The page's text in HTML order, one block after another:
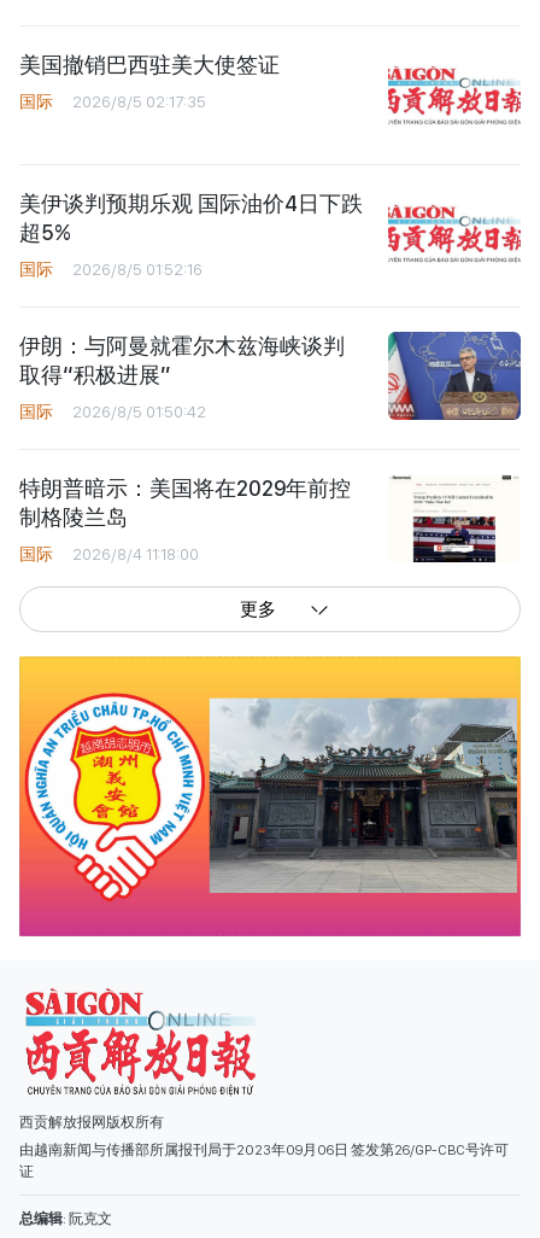
美国撤销巴西驻美大使签证
国际 2026/8/5 02:17:35
美伊谈判预期乐观 国际油价4日下跌
超5%
国际 2026/8/5 01:52:16
伊朗：与阿曼就霍尔木兹海峡谈判
取得“积极进展”
国际 2026/8/5 01:50:42
特朗普暗示：美国将在2029年前控
制格陵兰岛
国际 2026/8/4 11:18:00
更多
西贡解放报网版权所有
由越南新闻与传播部所属报刊局于2023年09月06日 签发第26/GP-CBC号许可
副总编辑: 阮玉英、范文长、裴氏红霜、张德义、范氏云英、杨文光、阮德显、
阮克强、陈嘉宝
主编: 阮玉英
社址: 胡志明市棋盘坊阮氏明开街432-434号
总台: (028) 39294091 - 转 060
热线: 096.558.1888
编辑部: (028) 39294092 - 转 060
电子信箱
广告部